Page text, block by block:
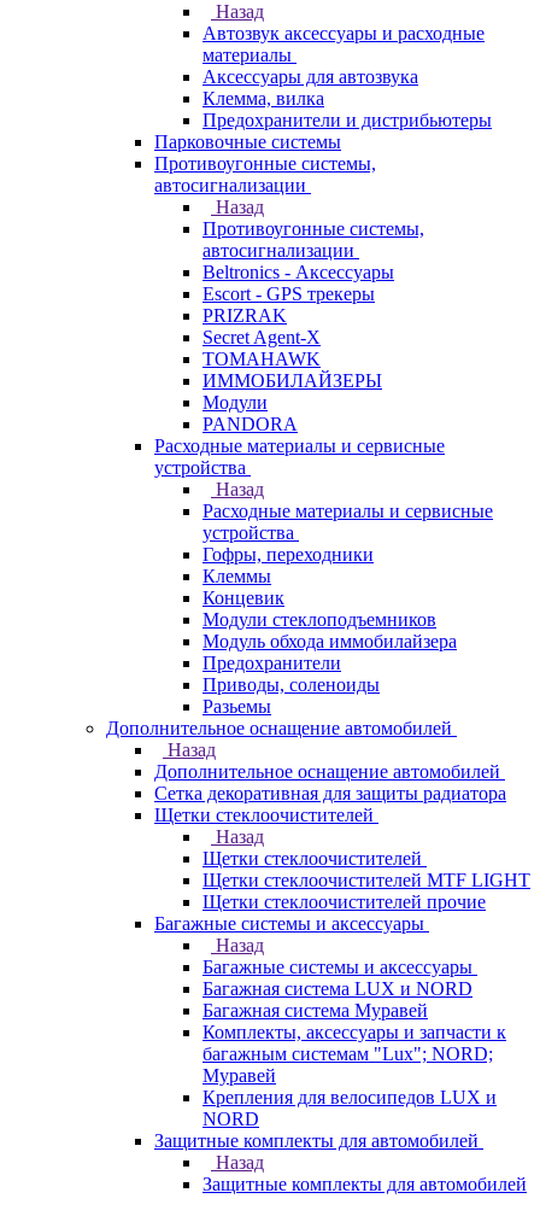
Назад
Автозвук аксессуары и расходные
материалы
Аксессуары для автозвука
Клемма, вилка
Предохранители и дистрибьютеры
Парковочные системы
Противоугонные системы,
автосигнализации
Назад
Противоугонные системы,
автосигнализации
Beltronics - Аксессуары
Escort - GPS трекеры
PRIZRAK
Secret Agent-X
TOMAHAWK
ИММОБИЛАЙЗЕРЫ
Модули
PANDORA
Расходные материалы и сервисные
устройства
Назад
Расходные материалы и сервисные
устройства
Гофры, переходники
Клеммы
Концевик
Модули стеклоподъемников
Модуль обхода иммобилайзера
Предохранители
Приводы, соленоиды
Разьемы
Дополнительное оснащение автомобилей
Назад
Дополнительное оснащение автомобилей
Сетка декоративная для защиты радиатора
Щетки стеклоочистителей
Назад
Щетки стеклоочистителей
Щетки стеклоочистителей MTF LIGHT
Щетки стеклоочистителей прочие
Багажные системы и аксессуары
Назад
Багажные системы и аксессуары
Багажная система LUX и NORD
Багажная система Муравей
Комплекты, аксессуары и запчасти к
багажным системам "Lux"; NORD;
Муравей
Крепления для велосипедов LUX и
NORD
Защитные комплекты для автомобилей
Назад
Защитные комплекты для автомобилей